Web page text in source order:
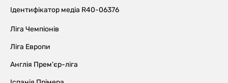
Ідентифікатор медіа R40-06376
Ліга Чемпіонів
Ліга Европи
Англія Прем'єр-ліга